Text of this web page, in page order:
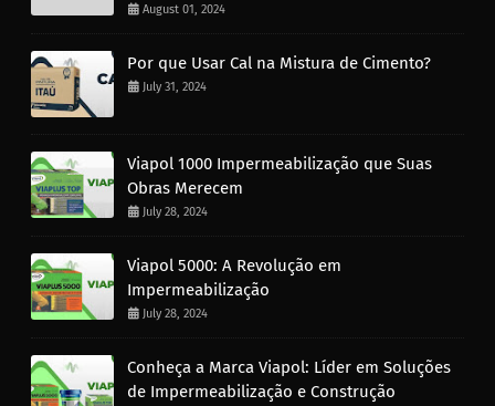
August 01, 2024
Por que Usar Cal na Mistura de Cimento?
July 31, 2024
Viapol 1000 Impermeabilização que Suas
Obras Merecem
July 28, 2024
Viapol 5000: A Revolução em
Impermeabilização
July 28, 2024
Conheça a Marca Viapol: Líder em Soluções
de Impermeabilização e Construção